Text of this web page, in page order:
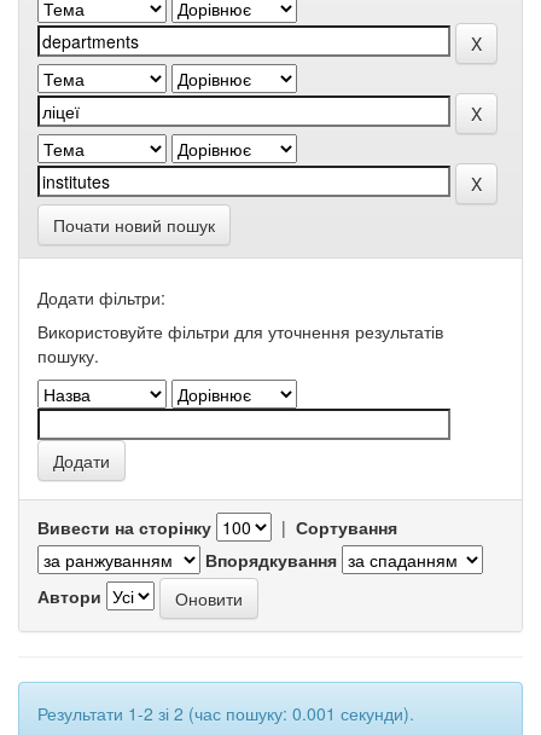
Почати новий пошук
Додати фільтри:
Використовуйте фільтри для уточнення результатів
пошуку.
Вивести на сторінку | Сортування
Впорядкування
Автори
Результати 1-2 зі 2 (час пошуку: 0.001 секунди).